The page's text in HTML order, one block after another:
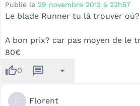
Publié le 29 novembre 2013 à 22h57
Le blade Runner tu là trouver où?
A bon prix? car pas moyen de le
80€
thumb_up0 message arrow_drop_down
Florent